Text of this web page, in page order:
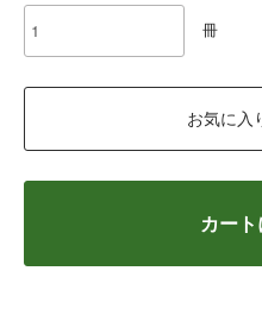
冊
お気に入
カー